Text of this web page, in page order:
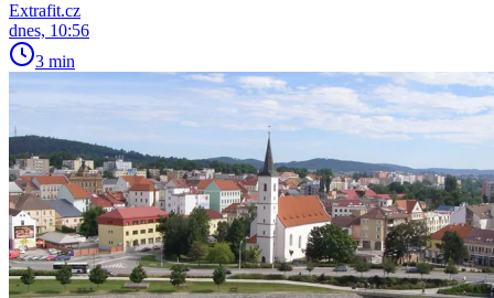
Extrafit.cz
dnes, 10:56
3 min